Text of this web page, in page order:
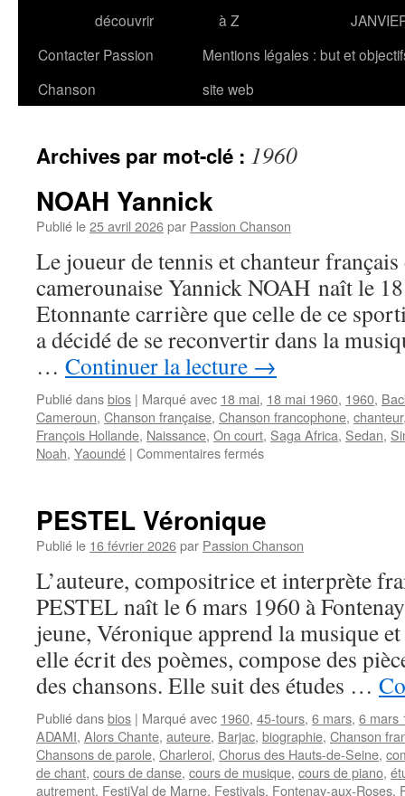
découvrir
à Z
Contacter Passion
Chanson
Mentions légales : but et
site web
Archives par mot-clé : 1960
NOAH Yannick
Publié le25 avril 2026par Passion Chanson
Le joueur de tennis et chanteur
camerounaise Yannick NOAH naît le
Etonnante carrière que celle de ce
a décidé de se reconvertir dans la
… Continuer la lecture →
Publié dansbios | Marqué avec 18 mai, 18 mai 1960, 1960,
Cameroun, Chanson française, Chanson francophone, chanteur
François Hollande, Naissance, On court, Saga Africa, Sedan,
Noah, Yaoundé | Commentaires ferméssur
PESTEL Véronique
Publié le 16 février 2026par Passion Chanson
L’auteure, compositrice et interprète
PESTEL naît le 6 mars 1960 à
jeune, Véronique apprend la musique
elle écrit des poèmes, compose des
des chansons. Elle suit des études …
Publié dansbios | Marqué avec 1960, 45-tours, 6 mars, 6 mars
ADAMI, Alors Chante, auteure, Barjac, biographie, Chanson
Chansons de parole, Charleroi, Chorus des Hauts-de-Seine,
de chant, cours de danse, cours de musique, cours de piano,
autrement, FestiVal de Marne, Festivals, Fontenay-aux-Roses,